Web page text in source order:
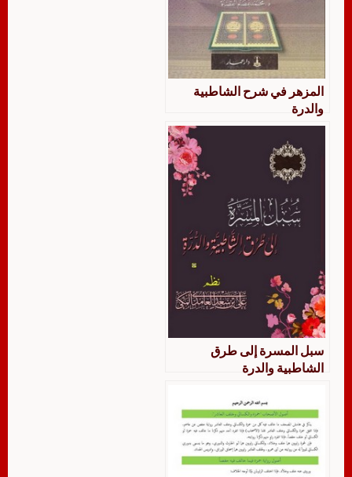
المزهر في شرح الشاطبية
والدرة
سبل المسرة إلى طرق
الشاطبية والدرة